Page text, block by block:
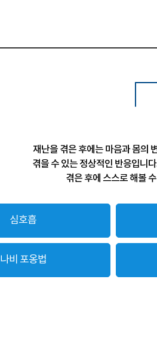
재난을 겪은 후에는 마음과 몸의
겪을 수 있는 정상적인 반응입니
겪은 후에 스스로 해볼
심호흡
나비 포옹법